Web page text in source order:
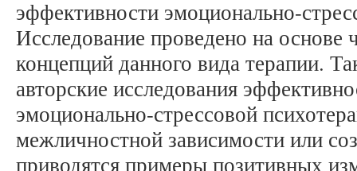
эффективности эмоционально-
Исследование проведено на основе
концепций данного вида терапии.
авторские исследования
эмоционально-стрессовой
межличностной зависимости или
приводятся примеры позитивных